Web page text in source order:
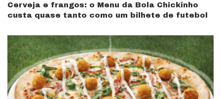
Cerveja e frangos: o Menu da Bola Chickinho
custa quase tanto como um bilhete de futebol